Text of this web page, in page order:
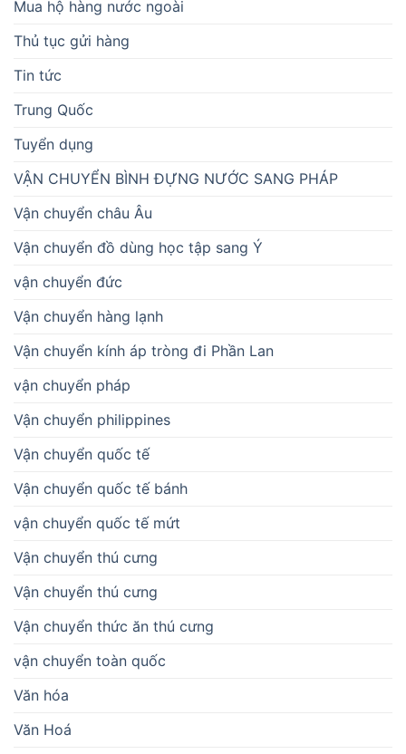
Mua hộ hàng nước ngoài
Thủ tục gửi hàng
Tin tức
Trung Quốc
Tuyển dụng
VẬN CHUYỂN BÌNH ĐỰNG NƯỚC SANG PHÁP
Vận chuyển châu Âu
Vận chuyển đồ dùng học tập sang Ý
vận chuyển đức
Vận chuyển hàng lạnh
Vận chuyển kính áp tròng đi Phần Lan
vận chuyển pháp
Vận chuyển philippines
Vận chuyển quốc tế
Vận chuyển quốc tế bánh
vận chuyển quốc tế mứt
Vận chuyển thú cưng
Vận chuyển thú cưng
Vận chuyển thức ăn thú cưng
vận chuyển toàn quốc
Văn hóa
Văn Hoá